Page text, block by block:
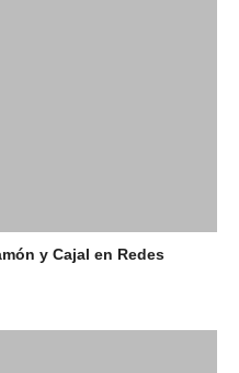
y Cajal en Redes